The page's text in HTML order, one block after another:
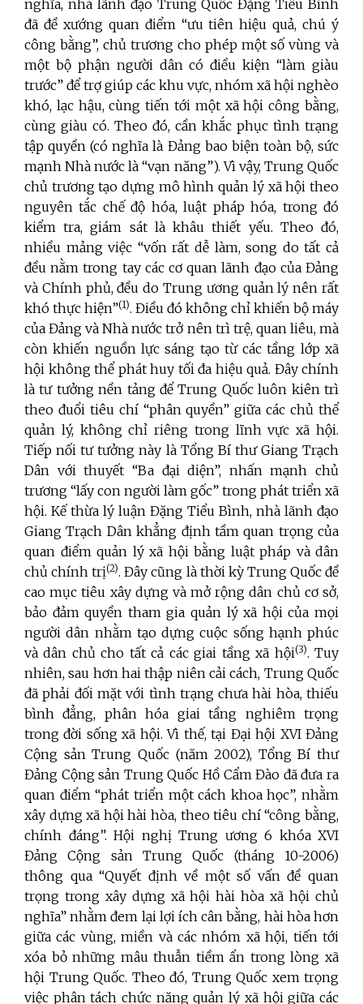
nghĩa, nhà lãnh đạo Trung Quốc Đặng Tiểu Bình
đã đề xướng quan điểm “ưu tiên hiệu quả, chú ý
công bằng”, chủ trương cho phép một số vùng và
một bộ phận người dân có điều kiện “làm giàu
trước” để trợ giúp các khu vực, nhóm xã hội nghèo
khó, lạc hậu, cùng tiến tới một xã hội công bằng,
cùng giàu có. Theo đó, cần khắc phục tình trạng
tập quyền (có nghĩa là Đảng bao biện toàn bộ, sức
mạnh Nhà nước là “vạn năng”). Vì vậy, Trung Quốc
chủ trương tạo dựng mô hình quản lý xã hội theo
nguyên tắc chế độ hóa, luật pháp hóa, trong đó
kiểm tra, giám sát là khâu thiết yếu. Theo đó,
nhiều mảng việc “vốn rất dễ làm, song do tất cả
đều nằm trong tay các cơ quan lãnh đạo của Đảng
và Chính phủ, đều do Trung ương quản lý nên rất
khó thực hiện”(1). Điều đó không chỉ khiến bộ máy
của Đảng và Nhà nước trở nên trì trệ, quan liêu, mà
còn khiến nguồn lực sáng tạo từ các tầng lớp xã
hội không thể phát huy tối đa hiệu quả. Đây chính
là tư tưởng nền tảng để Trung Quốc luôn kiên trì
theo đuổi tiêu chí “phân quyền” giữa các chủ thể
quản lý, không chỉ riêng trong lĩnh vực xã hội.
Tiếp nối tư tưởng này là Tổng Bí thư Giang Trạch
Dân với thuyết “Ba đại diện”, nhấn mạnh chủ
trương “lấy con người làm gốc” trong phát triển xã
hội. Kế thừa lý luận Đặng Tiểu Bình, nhà lãnh đạo
Giang Trạch Dân khẳng định tầm quan trọng của
quan điểm quản lý xã hội bằng luật pháp và dân
chủ chính trị(2). Đây cũng là thời kỳ Trung Quốc đề
cao mục tiêu xây dựng và mở rộng dân chủ cơ sở,
bảo đảm quyền tham gia quản lý xã hội của mọi
người dân nhằm tạo dựng cuộc sống hạnh phúc
và dân chủ cho tất cả các giai tầng xã hội(3). Tuy
nhiên, sau hơn hai thập niên cải cách, Trung Quốc
đã phải đối mặt với tình trạng chưa hài hòa, thiếu
bình đẳng, phân hóa giai tầng nghiêm trọng
trong đời sống xã hội. Vì thế, tại Đại hội XVI Đảng
Cộng sản Trung Quốc (năm 2002), Tổng Bí thư
Đảng Cộng sản Trung Quốc Hồ Cẩm Đào đã đưa ra
quan điểm “phát triển một cách khoa học”, nhằm
xây dựng xã hội hài hòa, theo tiêu chí “công bằng,
chính đáng”. Hội nghị Trung ương 6 khóa XVI
Đảng Cộng sản Trung Quốc (tháng 10-2006)
thông qua “Quyết định về một số vấn đề quan
trọng trong xây dựng xã hội hài hòa xã hội chủ
nghĩa” nhằm đem lại lợi ích cân bằng, hài hòa hơn
giữa các vùng, miền và các nhóm xã hội, tiến tới
xóa bỏ những mâu thuẫn tiềm ẩn trong lòng xã
hội Trung Quốc. Theo đó, Trung Quốc xem trọng
việc phân tách chức năng quản lý xã hội giữa các